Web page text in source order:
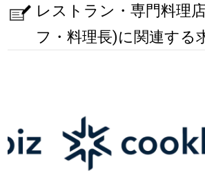
レストラン・専門料理
フ・料理長)に関連する